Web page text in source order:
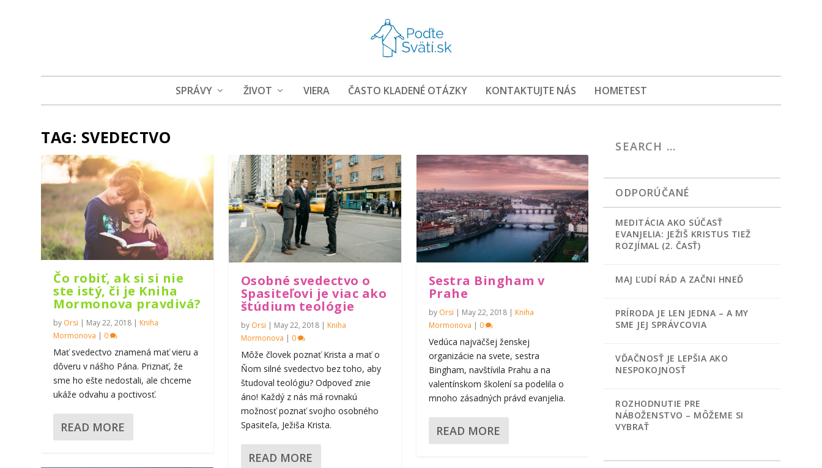
SPRÁVY ŽIVOT VIERA ČASTO KLADENÉ OTÁZKY KONTAKTUJTE NÁS HOMETEST
TAG: SVEDECTVO
Čo robiť, ak si si nie
ste istý, či je Kniha
Mormonova pravdivá?
by Orsi | May 22, 2018 | Kniha
Mormonova | 0
Mať svedectvo znamená mať vieru a
dôveru v nášho Pána. Priznať, že
sme ho ešte nedostali, ale chceme
ukáže odvahu a poctivosť.
READ MORE
Osobné svedectvo o
Spasiteľovi je viac ako
štúdium teológie
by Orsi | May 22, 2018| Kniha
Mormonova | 0
Môže človek poznať Krista a mať o
Ňom silné svedectvo bez toho, aby
študoval teológiu? Odpoveď znie
áno! Každý z nás má rovnakú
možnosť poznať svojho osobného
Spasiteľa, Ježiša Krista.
READ MORE
Sestra Bingham v
Prahe
by Orsi | May 22, 2018| Kniha
Mormonova | 0
Vedúca najväčšej ženskej
organizácie na svete, sestra
Bingham, navštívila Prahu a na
valentínskom školení sa podelila o
mnoho zásadných právd evanjelia.
READ MORE
ODPORÚČANÉ
MEDITÁCIA AKO SÚČASŤ
EVANJELIA: JEŽIŠ KRISTUS TIEŽ
ROZJÍMAL (2. ČASŤ)
MAJ ĽUDÍ RÁD A ZAČNI HNEĎ
PRÍRODA JE LEN JEDNA – A MY
SME JEJ SPRÁVCOVIA
VĎAČNOSŤ JE LEPŠIA AKO
NESPOKOJNOSŤ
ROZHODNUTIE PRE
NÁBOŽENSTVO – MÔŽEME SI
VYBRAŤ